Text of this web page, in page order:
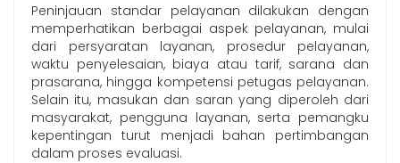
Peninjauan standar pelayanan dilakukan dengan
memperhatikan berbagai aspek pelayanan, mulai
dari persyaratan layanan, prosedur pelayanan,
waktu penyelesaian, biaya atau tarif, sarana dan
prasarana, hingga kompetensi petugas pelayanan.
Selain itu, masukan dan saran yang diperoleh dari
masyarakat, pengguna layanan, serta pemangku
kepentingan turut menjadi bahan pertimbangan
dalam proses evaluasi.